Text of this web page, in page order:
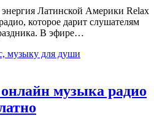
Латинской Америки Relax
которое дарит слушателям
В эфире…
музыку для души
музыка радио